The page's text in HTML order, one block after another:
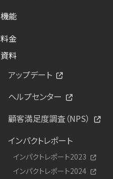
機能
料金
資料
アップデート
ヘルプセンター
顧客満足度調査（NPS）
インパクトレポート
インパクトレポート2023
インパクトレポート2024